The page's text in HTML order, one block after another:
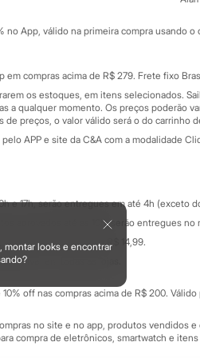
montar looks e encontrar
Governança
Educação
App, válido na primeira compra usando
em compras acima de R$ 279. Frete fixo
os estoques, em itens selecionados.
a qualquer momento. Os preços poderão
de preços, o valor válido será o do carrinho
APP e site da C&A com a modalidade
e 17h, serão entregues em até 4h (exceto
aprovados até as 10h, serão entregues
e para a rápida é R$ 14,99.
em todas as lojas.
off nas compras acima de R$ 200.
no site e no app, produtos vendidos
compra de eletrônicos, smartwatch e